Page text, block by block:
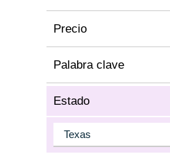
Precio
Palabra clave
Estado